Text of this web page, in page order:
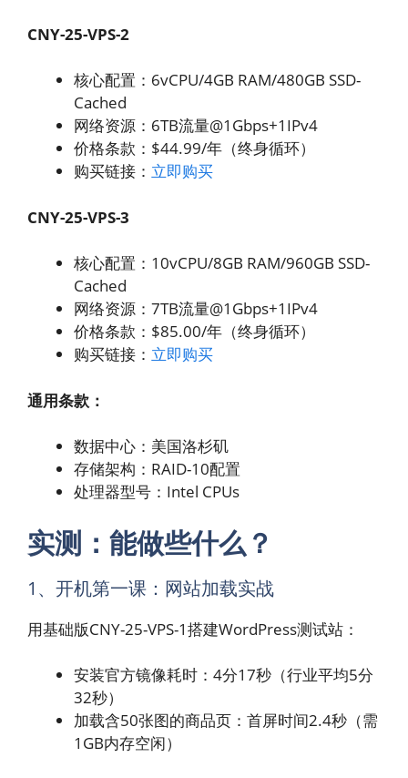
CNY-25-VPS-2
核心配置：6vCPU/4GB RAM/480GB SSD-
Cached
网络资源：6TB流量@1Gbps+1IPv4
价格条款：$44.99/年（终身循环）
购买链接： 立即购买
CNY-25-VPS-3
核心配置：10vCPU/8GB RAM/960GB SSD-
Cached
网络资源：7TB流量@1Gbps+1IPv4
价格条款：$85.00/年（终身循环）
购买链接： 立即购买
通用条款：
数据中心：美国洛杉矶
存储架构：RAID-10配置
处理器型号：Intel CPUs
实测：能做些什么？
1、开机第一课：网站加载实战
用基础版CNY-25-VPS-1搭建WordPress测试站：
安装官方镜像耗时：4分17秒（行业平均5分
32秒）
加载含50张图的商品页：首屏时间2.4秒（需
1GB内存空闲）